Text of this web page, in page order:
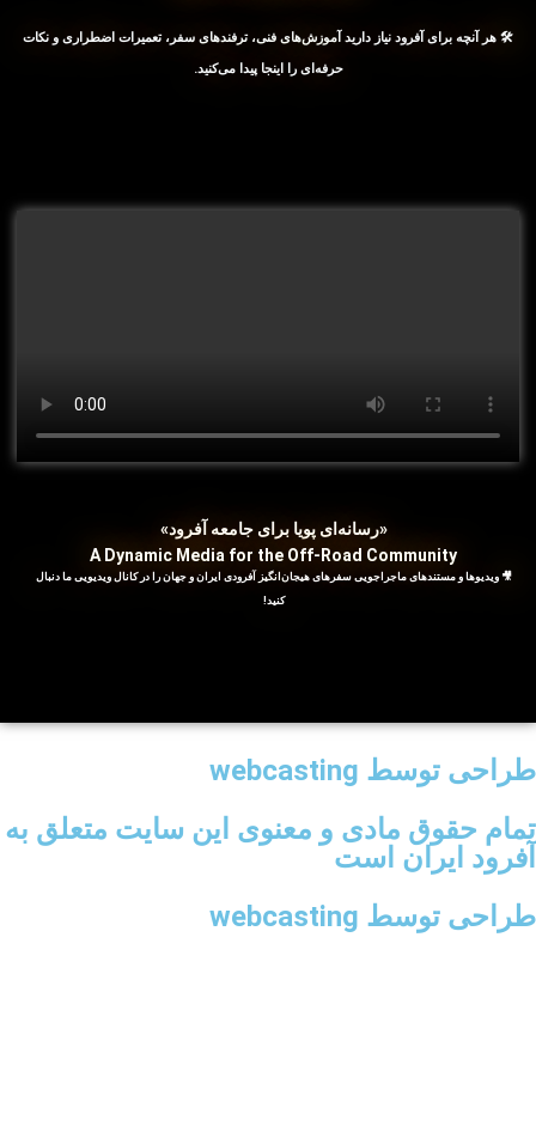
🛠️ هر آنچه برای آفرود نیاز دارید آموزش‌های فنی، ترفندهای سفر، تعمیرات اضطراری و نکات
حرفه‌ای را اینجا پیدا می‌کنید.
«رسانه‌ای پویا برای جامعه آفرود»
A Dynamic Media for the Off-Road Community
🎥 ویدیوها و مستندهای ماجراجویی سفرهای هیجان‌انگیز آفرودی ایران و جهان را در کانال ویدیویی ما دنبال
کنید!
طراحی توسط webcasting
تمام حقوق مادی و معنوی این سایت متعلق به
آفرود ایران است
طراحی توسط webcasting